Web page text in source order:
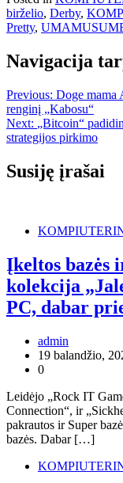
birželio, Derby,
Pretty,
Navigacija
Previous: Doge mama
renginį „Kabosu“
Next: „Bitcoin“
strategijos pirkimo
Susiję įrašai
Įkeltos bazės
kolekcija
PC, dabar
admin
19 balandžio,
0
Leidėjo „Rock IT
Connection“, ir
pakrautos ir Super
bazės. Dabar […]